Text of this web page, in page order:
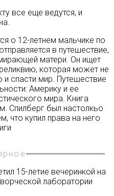
все еще ведутся, и
о 12-летнем мальчике по
в путешествие,
матери. Он ищет
которая может не
и спасти мир. Путешествие
Америку и ее
мира. Книга
Спилберг был настолкьо
что купил права на него
15-летие вечеринкой на
лаборатории